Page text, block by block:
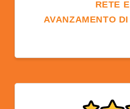
RETE E
AVANZAMENTO
studenti ed ex studenti,